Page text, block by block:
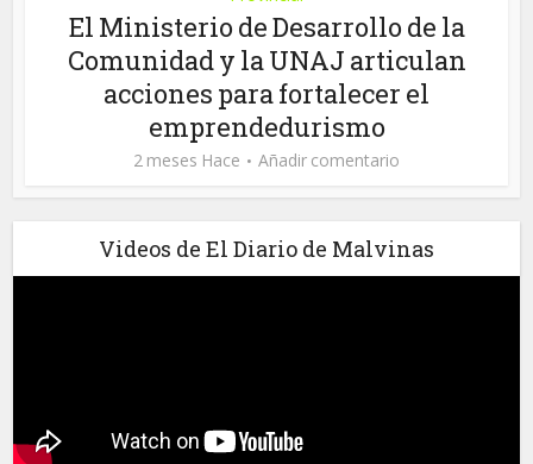
El Ministerio de Desarrollo de la
Comunidad y la UNAJ articulan
acciones para fortalecer el
emprendedurismo
2 meses Hace Añadir comentario
Videos de El Diario de Malvinas